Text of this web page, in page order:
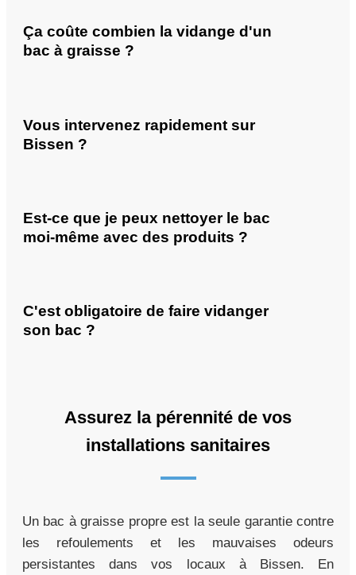
Ça coûte combien la vidange d'un
bac à graisse ?
Vous intervenez rapidement sur
Bissen ?
Est-ce que je peux nettoyer le bac
moi-même avec des produits ?
C'est obligatoire de faire vidanger
son bac ?
Assurez la pérennité de vos
installations sanitaires
Un bac à graisse propre est la seule garantie contre
les refoulements et les mauvaises odeurs
persistantes dans vos locaux à Bissen. En